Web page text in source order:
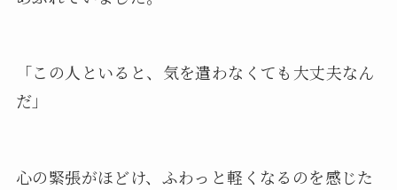
「この人といると、気を遣わなくても大丈夫なん
だ」
心の緊張がほどけ、ふわっと軽くなるのを感じた